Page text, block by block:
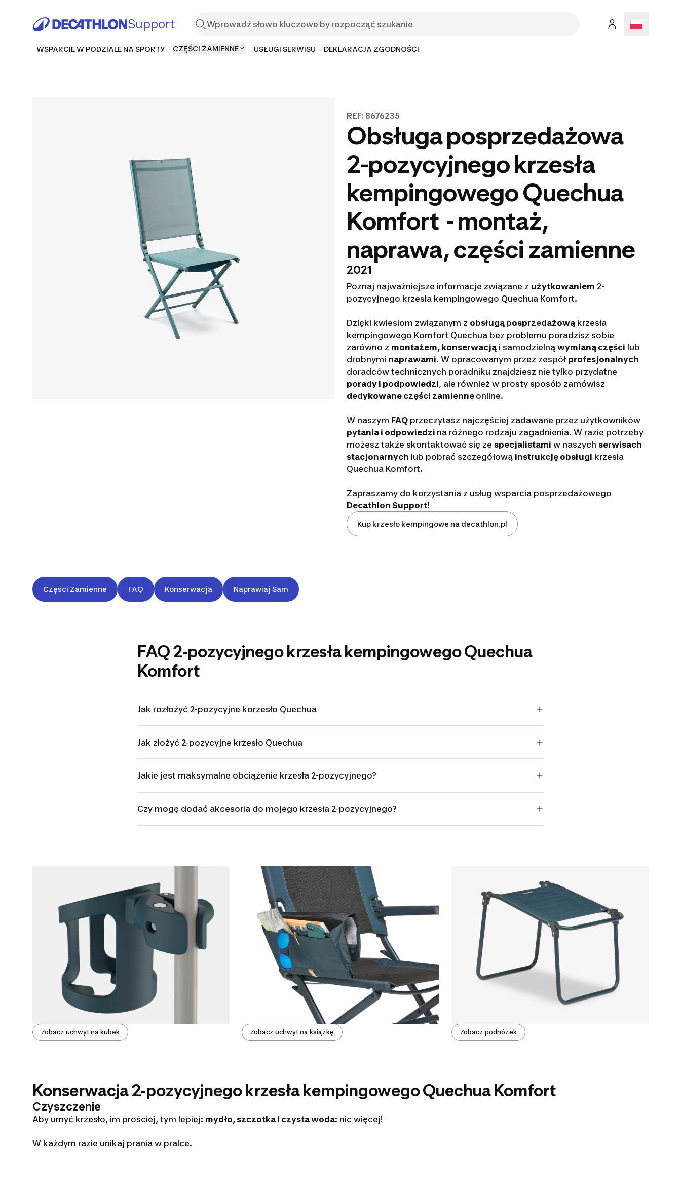
Support
WSPARCIE W PODZIALE NA SPORTY CZĘŚCI ZAMIENNE USŁUGI SERWISU DEKLARACJA ZGODNOŚCI
REF: 8676235
Obsługa posprzedażowa
2-pozycyjnego krzesła
kempingowego Quechua
Komfort - montaż,
naprawa, części zamienne
2021
Poznaj najważniejsze informacje związane z użytkowaniem 2-
pozycyjnego krzesła kempingowego Quechua Komfort.
Dzięki kwiesiom związanym z obsługą posprzedażowąkrzesła
kempingowego Komfort Quechua bez problemu poradzisz sobie
zarówno z montażem, konserwacjąi samodzielną wymianą części lub
drobnymi naprawami. W opracowanym przez zespół profesjonalnych
doradców technicznych poradniku znajdziesz nie tylko przydatne
porady i podpowiedzi, ale również w prosty sposób zamówisz
dedykowane części zamienne online.
W naszym FAQprzeczytasz najczęściej zadawane przez użytkowników
pytania i odpowiedzi na różnego rodzaju zagadnienia. W razie potrzeby
możesz także skontaktować się ze specjalistami w naszych serwisach
stacjonarnych lub pobrać szczegółową instrukcję obsługi krzesła
Quechua Komfort.
Zapraszamy do korzystania z usług wsparcia posprzedażowego
Decathlon Support!
Kup krzesło kempingowe na decathlon.pl
Części Zamienne FAQ Konserwacja Naprawiaj Sam
FAQ 2-pozycyjnego krzesła kempingowego Quechua
Komfort
Jak rozłożyć 2-pozycyjne korzesło Quechua
Jak złożyć 2-pozycyjne krzesło Quechua
Jakie jest maksymalne obciążenie krzesła 2-pozycyjnego?
Czy mogę dodać akcesoria do mojego krzesła 2-pozycyjnego?
Zobacz uchwyt na kubek Zobacz uchwyt na książkę Zobacz podnóżek
Konserwacja 2-pozycyjnego krzesła kempingowego Quechua Komfort
Czyszczenie
Aby umyć krzesło, im prościej, tym lepiej: mydło, szczotka i czysta woda: nic więcej!
W każdym razie unikaj prania w pralce.